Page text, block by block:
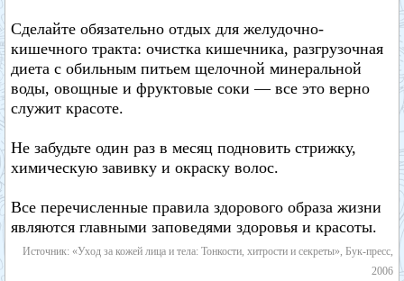
Сделайте обязательно отдых для желудочно-
кишечного тракта: очистка кишечника, разгрузочная
диета с обильным питьем щелочной минеральной
воды, овощные и фруктовые соки — все это верно
служит красоте.
Не забудьте один раз в месяц подновить стрижку,
химическую завивку и окраску волос.
Все перечисленные правила здорового образа жизни
являются главными заповедями здоровья и красоты.
Источник: «Уход за кожей лица и тела: Тонкости, хитрости и секреты», Бук-пресс,
2006